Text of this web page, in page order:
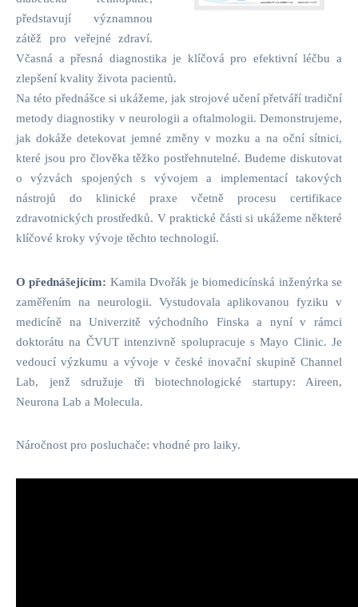
představují významnou
zátěž pro veřejné zdraví.
Včasná a přesná diagnostika je klíčová pro efektivní léčbu a
zlepšení kvality života pacientů.
Na této přednášce si ukážeme, jak strojové učení přetváří tradiční
metody diagnostiky v neurologii a oftalmologii. Demonstrujeme,
jak dokáže detekovat jemné změny v mozku a na oční sítnici,
které jsou pro člověka těžko postřehnutelné. Budeme diskutovat
o výzvách spojených s vývojem a implementací takových
nástrojů do klinické praxe včetně procesu certifikace
zdravotnických prostředků. V praktické části si ukážeme některé
klíčové kroky vývoje těchto technologií.
O přednášejícím: Kamila Dvořák je biomedicínská inženýrka se
zaměřením na neurologii. Vystudovala aplikovanou fyziku v
medicíně na Univerzitě východního Finska a nyní v rámci
doktorátu na ČVUT intenzivně spolupracuje s Mayo Clinic. Je
vedoucí výzkumu a vývoje v české inovační skupině Channel
Lab, jenž sdružuje tři biotechnologické startupy: Aireen,
Neurona Lab a Molecula.
Náročnost pro posluchače: vhodné pro laiky.